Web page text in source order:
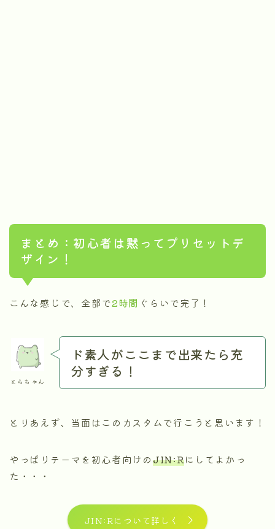
まとめ：初心者は黙ってプリセットデ
ザイン！
こんな感じで、全部で2時間 ぐらいで完了！
とらちゃん
ド素人がここまで出来たら充
分すぎる！
とりあえず、当面はこのカスタムで行こうと思います！
やっぱりテーマを初心者向けのJIN:Rにしてよかっ
た・・・
JIN:Rについて詳しく